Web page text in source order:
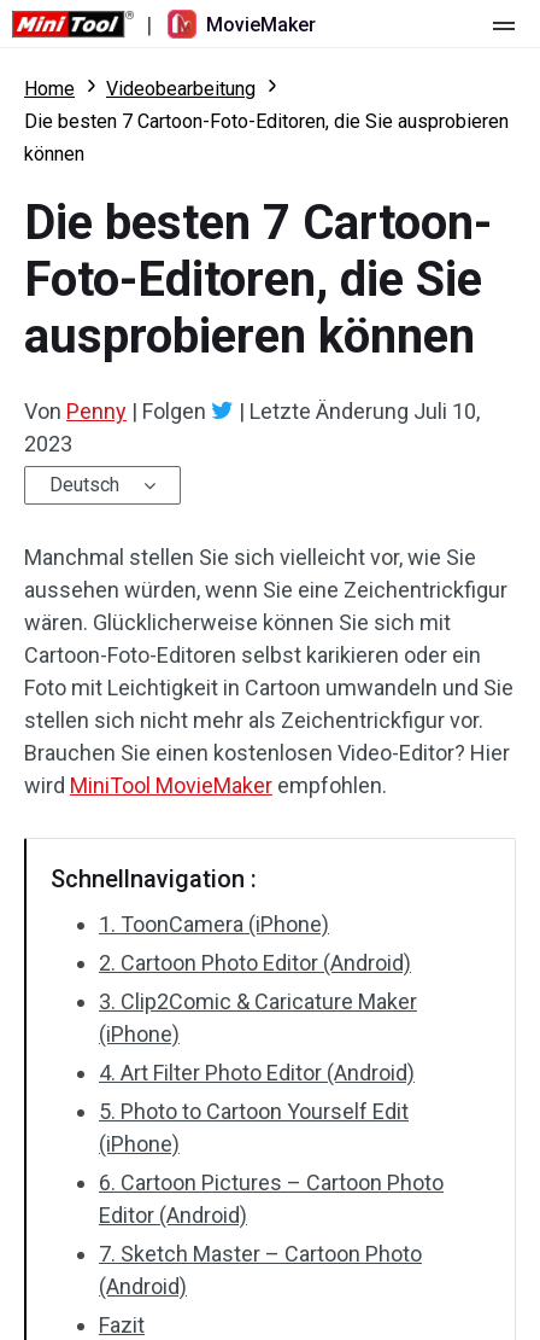
| MovieMaker
Startseite
Preise
Was ist neu
Übersicht
Mehrspurbearbeitung
Seitenverhältnis
Geschwindigkeit anpassen/umkehren
Audioeffekte
Text/Elemente
Videoeffekte
Videofarbe
Stapelverarbeitung
Ohne Wasserzeichen
Ressourcen
Benutzerhandbuch
Tricks für Videobearbeitung
Video-Tools
Bildschirm-Rekorder
Video-Konverter
Online-Video-Downloader
Home
Videobearbeitung
Die besten 7 Cartoon-Foto-Editoren, die Sie ausprobieren
können
Die besten 7 Cartoon-
Foto-Editoren, die Sie
ausprobieren können
Von Penny | Folgen | Letzte Änderung Juli 10,
2023
Deutsch
Manchmal stellen Sie sich vielleicht vor, wie Sie
aussehen würden, wenn Sie eine Zeichentrickfigur
wären. Glücklicherweise können Sie sich mit
Cartoon-Foto-Editoren selbst karikieren oder ein
Foto mit Leichtigkeit in Cartoon umwandeln und Sie
stellen sich nicht mehr als Zeichentrickfigur vor.
Brauchen Sie einen kostenlosen Video-Editor? Hier
wird MiniTool MovieMaker empfohlen.
Schnellnavigation :
1. ToonCamera (iPhone)
2. Cartoon Photo Editor (Android)
3. Clip2Comic & Caricature Maker
(iPhone)
4. Art Filter Photo Editor (Android)
5. Photo to Cartoon Yourself Edit
(iPhone)
6. Cartoon Pictures – Cartoon Photo
Editor (Android)
7. Sketch Master – Cartoon Photo
(Android)
Fazit